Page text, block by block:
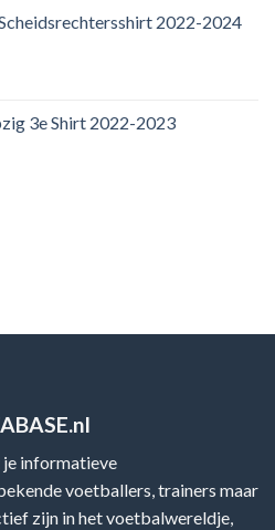
2022-2024
3e Shirt 2022-2023
informatieve
voetballers, trainers maar
zijn in het voetbalwereldje,